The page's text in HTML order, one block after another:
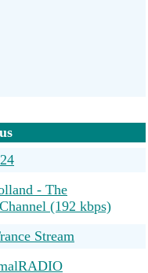
- The
(192 kbps)
Stream